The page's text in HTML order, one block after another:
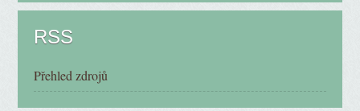
RSS
Přehled zdrojů